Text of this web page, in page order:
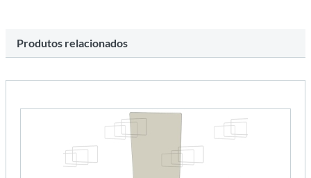
Produtos relacionados